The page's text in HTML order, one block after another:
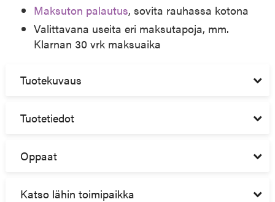
Maksuton palautus, sovita rauhassa kotona
Valittavana useita eri maksutapoja, mm.
Klarnan 30 vrk maksuaika
Tuotekuvaus
Tuotetiedot
Oppaat
Katso lähin toimipaikka